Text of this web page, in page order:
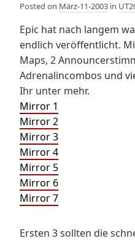
Posted on März-11-2003 in
Epic hat nach langem
endlich veröffentlicht.
Maps, 2
Adrenalincombos und
Ihr unter mehr.
Mirror 1
Mirror 2
Mirror 3
Mirror 4
Mirror 5
Mirror 6
Mirror 7
Ersten 3 sollten die